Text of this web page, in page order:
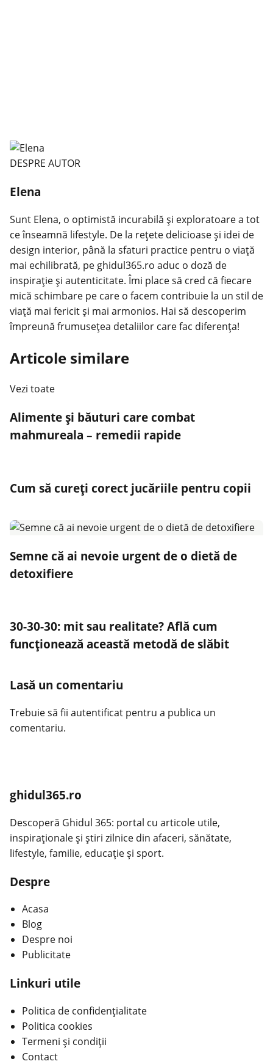
DESPRE AUTOR
Elena
Sunt Elena, o optimistă incurabilă și exploratoare a tot
ce înseamnă lifestyle. De la rețete delicioase și idei de
design interior, până la sfaturi practice pentru o viață
mai echilibrată, pe ghidul365.ro aduc o doză de
inspirație și autenticitate. Îmi place să cred că fiecare
mică schimbare pe care o facem contribuie la un stil de
viață mai fericit și mai armonios. Hai să descoperim
împreună frumusețea detaliilor care fac diferența!
Articole similare
Vezi toate
Alimente și băuturi care combat
mahmureala – remedii rapide
Cum să cureți corect jucăriile pentru copii
Semne că ai nevoie urgent de o dietă de
detoxifiere
30-30-30: mit sau realitate? Află cum
funcționează această metodă de slăbit
Lasă un comentariu
Trebuie să fii autentificat pentru a publica un
comentariu.
ghidul365.ro
Descoperă Ghidul 365: portal cu articole utile,
inspiraționale și știri zilnice din afaceri, sănătate,
lifestyle, familie, educație și sport.
Despre
Acasa
Blog
Despre noi
Publicitate
Linkuri utile
Politica de confidențialitate
Politica cookies
Termeni și condiții
Contact